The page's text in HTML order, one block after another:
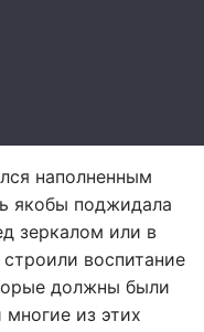
наполненным
якобы поджидала
зеркалом или в
воспитание
должны были
из этих